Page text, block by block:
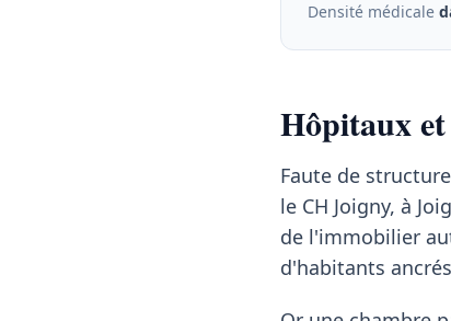
Densité médicale
Hôpitaux
Faute de
le CH Joigny, à
de l'immobilier
d'habitants